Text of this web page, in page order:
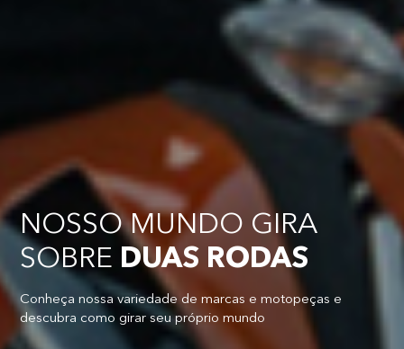
NOSSO MUNDO GIRA
SOBRE DUAS RODAS
Conheça nossa variedade de marcas e motopeças e
descubra como girar seu próprio mundo